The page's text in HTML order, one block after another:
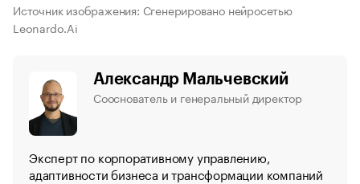
Источник изображения: Сгенерировано нейросетью
Leonardo.Ai
Александр Мальчевский
Сооснователь и генеральный директор
Эксперт по корпоративному управлению,
адаптивности бизнеса и трансформации компаний